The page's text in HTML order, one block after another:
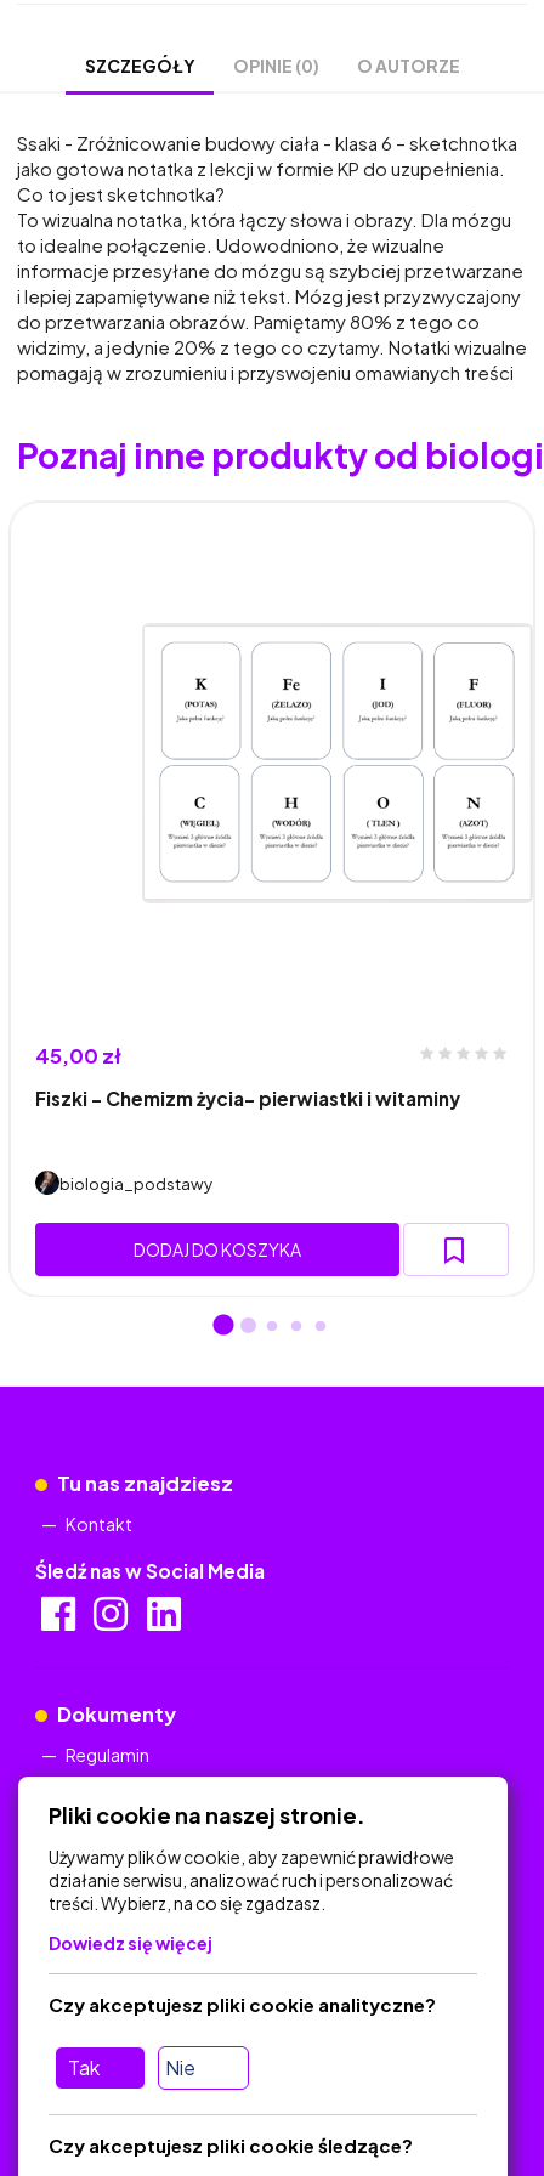
SZCZEGÓŁY OPINIE (0) O AUTORZE
Ssaki - Zróżnicowanie budowy ciała - klasa 6 – sketchnotka
jako gotowa notatka z lekcji w formie KP do uzupełnienia.
Co to jest sketchnotka?
To wizualna notatka, która łączy słowa i obrazy. Dla mózgu
to idealne połączenie. Udowodniono, że wizualne
informacje przesyłane do mózgu są szybciej przetwarzane
i lepiej zapamiętywane niż tekst. Mózg jest przyzwyczajony
do przetwarzania obrazów. Pamiętamy 80% z tego co
widzimy, a jedynie 20% z tego co czytamy. Notatki wizualne
pomagają w zrozumieniu i przyswojeniu omawianych treści
Poznaj inne produkty od
45,00 zł
Fiszki - Chemizm życia- pierwiastki i witaminy
biologia_podstawy
DODAJ DO KOSZYKA
Tu nas znajdziesz
Kontakt
Śledź nas w Social Media
Dokumenty
Regulamin
Na skróty
Polityka Prywatności
O platformie
Baza materiałów dydaktycznych
Jak zostać autorem
Pliki cookie na naszej stronie.
Używamy plików cookie, aby zapewnić prawidłowe
działanie serwisu, analizować ruch i personalizować
treści. Wybierz, na co się zgadzasz.
Dowiedz się więcej
Tak Nie
Czy akceptujesz pliki cookie analityczne?
Czy akceptujesz pliki cookie śledzące?